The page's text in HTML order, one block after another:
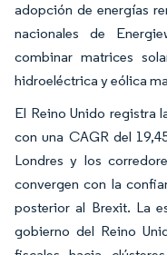
adopción de energías
nacionales de
combinar matrices
hidroeléctrica y eólica
El Reino Unido registra
con una CAGR del
Londres y los
convergen con la
posterior al Brexit. La
gobierno del Reino